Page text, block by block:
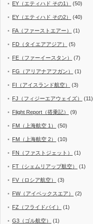
EY（エティハド その1） (50)
EY（エティハド その2） (40)
FA（ファーストエアー） (1)
FD（タイエアアジア） (5)
FE（ファーイースタン） (7)
FG（アリアナアフガン） (1)
FI（アイスランド航空） (3)
FJ（フィジーエアウェイズ） (11)
Flight Report（搭乗記） (9)
FM（上海航空 1） (50)
FM（上海航空 2） (10)
FN（ファストジェット） (1)
FT（シェムリアップ航空） (1)
FV（ロシア航空） (3)
FW（アイベックスエア） (2)
FZ（フライドバイ） (1)
G3（ゴル航空） (1)